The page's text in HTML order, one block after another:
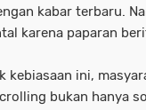
kabar terbaru.
karena paparan
kebiasaan ini,
bukan hanya